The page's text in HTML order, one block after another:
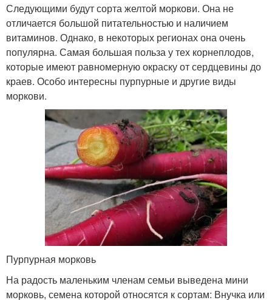
Следующими будут сорта желтой моркови. Она не
отличается большой питательностью и наличием
витаминов. Однако, в некоторых регионах она очень
популярна. Самая большая польза у тех корнеплодов,
которые имеют равномерную окраску от сердцевины до
краев. Особо интересны пурпурные и другие виды
моркови.
Пурпурная морковь
На радость маленьким членам семьи выведена мини
морковь, семена которой относятся к сортам: Внучка или